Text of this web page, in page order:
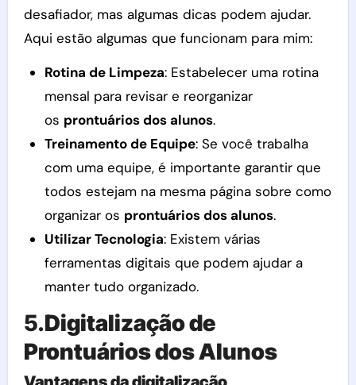
desafiador, mas algumas dicas podem ajudar.
Aqui estão algumas que funcionam para mim:
Rotina de Limpeza: Estabelecer uma rotina
mensal para revisar e reorganizar
os prontuários dos alunos.
Treinamento de Equipe: Se você trabalha
com uma equipe, é importante garantir que
todos estejam na mesma página sobre como
organizar os prontuários dos alunos.
Utilizar Tecnologia: Existem várias
ferramentas digitais que podem ajudar a
manter tudo organizado.
5.Digitalização de
Prontuários dos Alunos